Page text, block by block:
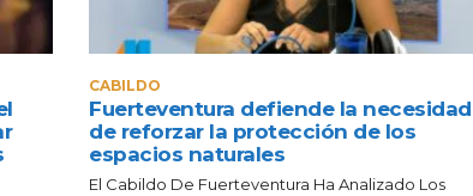
CABILDO
Fuerteventura defiende la necesidad
de reforzar la protección de los
espacios naturales
El Cabildo De Fuerteventura Ha Analizado Los